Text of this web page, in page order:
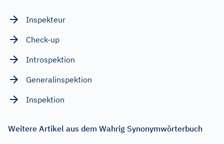
Inspekteur
Check-up
Introspektion
Generalinspektion
Inspektion
Weitere Artikel aus dem Wahrig Synonymwörterbuch